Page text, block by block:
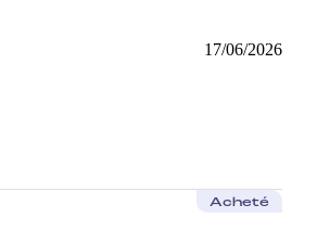
17/06/2026
Acheté